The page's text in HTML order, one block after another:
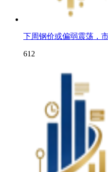
下周钢价或偏弱震荡，
612